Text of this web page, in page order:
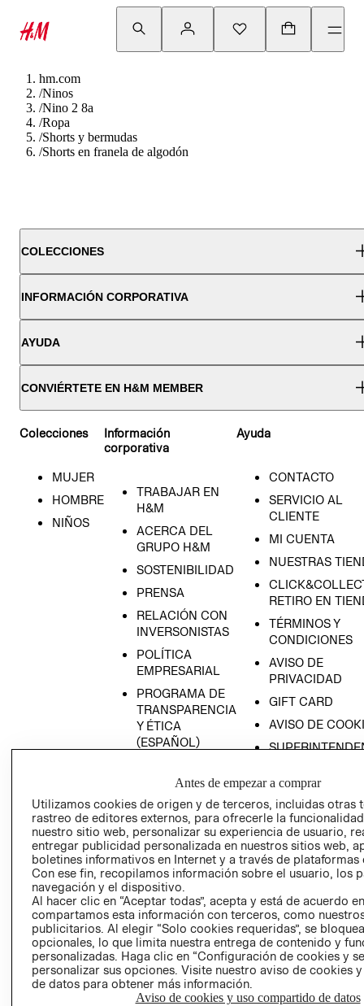
hm.com
/Ninos
/Nino 2 8a
/Ropa
/Shorts y bermudas
/Shorts en franela de algodón
COLECCIONES
INFORMACIÓN CORPORATIVA
AYUDA
CONVIÉRTETE EN H&M MEMBER
Colecciones
MUJER
HOMBRE
NIÑOS
Información
corporativa
TRABAJAR EN
H&M
ACERCA DEL
GRUPO H&M
SOSTENIBILIDAD
PRENSA
RELACIÓN CON
INVERSONISTAS
POLÍTICA
EMPRESARIAL
PROGRAMA DE
TRANSPARENCIA
Y ÉTICA
(ESPAÑOL)
TRANSPARENCIA
Y ÉTICA (INGLÉS)
Ayuda
CONTACTO
SERVICIO AL
CLIENTE
MI CUENTA
NUESTRAS
RETIRO EN
TÉRMINOS Y
CONDICIONES
AVISO DE
PRIVACIDAD
GIFT CARD
AVISO DE
COMERCIO - SIC
PETICIONES
QUEJAS Y
RECLAMOS
Colombia ($)
CAMBIAR REGIÓN
Antes de empezar a comprar
Utilizamos cookies de origen y de terceros, incluidas otras
rastreo de editores externos, para ofrecerle la
nuestro sitio web, personalizar su experiencia de usuario,
entregar publicidad personalizada en nuestros sitios web,
boletines informativos en Internet y a través de plataformas
Con ese fin, recopilamos información sobre el usuario, los
navegación y el dispositivo.
Al hacer clic en “Aceptar todas”, acepta y está de acuerdo
compartamos esta información con terceros, como
publicitarios. Al elegir “Solo cookies requeridas”, se
opcionales, lo que limita nuestra entrega de contenido y
personalizadas. Haga clic en “Configuración de cookies y
personalizar sus opciones. Visite nuestro aviso de cookies
de datos para obtener más información.
Aviso de cookies y uso compartido de datos